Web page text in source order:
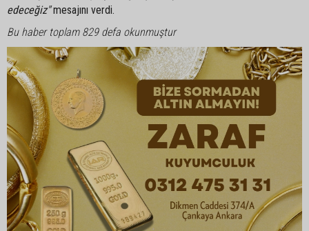
edeceğiz"mesajını verdi.
Bu haber toplam 829 defa okunmuştur